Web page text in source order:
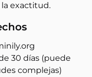
exactitud.
30 días (puede
complejas)